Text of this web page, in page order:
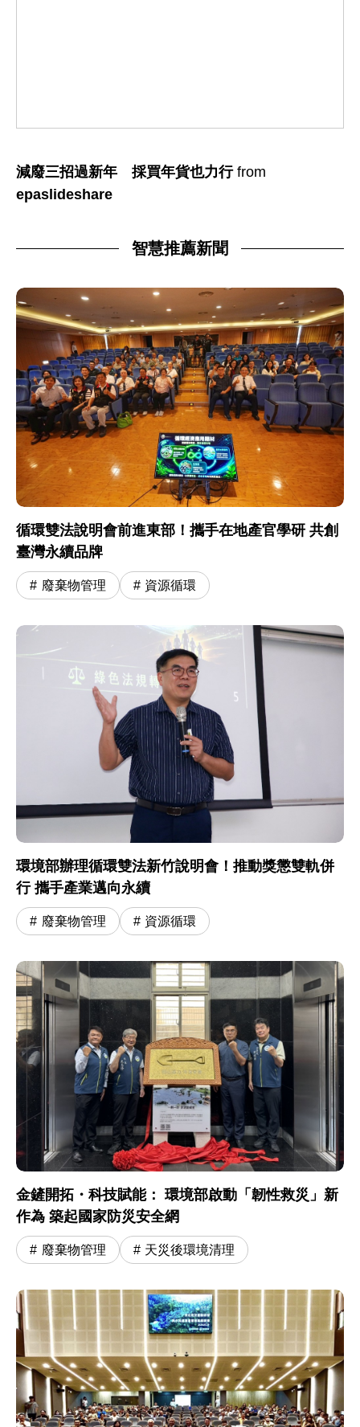
減廢三招過新年 採買年貨也力行 from
epaslideshare
智慧推薦新聞
循環雙法說明會前進東部！攜手在地產官學研 共創
臺灣永續品牌
廢棄物管理 資源循環
環境部辦理循環雙法新竹說明會！推動獎懲雙軌併
行 攜手產業邁向永續
廢棄物管理 資源循環
金鏟開拓・科技賦能： 環境部啟動「韌性救災」新
作為 築起國家防災安全網
廢棄物管理 天災後環境清理